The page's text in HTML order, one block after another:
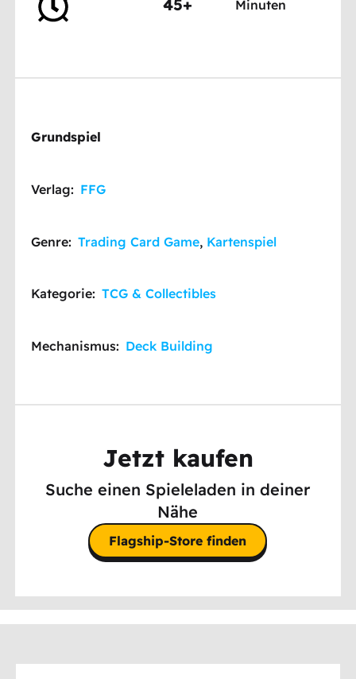
45+ Minuten
Grundspiel
Verlag: FFG
Genre: Trading Card Game, Kartenspiel
Kategorie: TCG & Collectibles
Mechanismus: Deck Building
Jetzt kaufen
Suche einen Spieleladen in deiner
Nähe
Flagship-Store finden